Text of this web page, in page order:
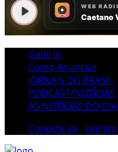
Galeria
Como Anunciar
JORNAIS DO BRASIL
PODCAST/NOTÍCIAS
AS NOTÍCIAS DO DIA
Conecte-se
registo